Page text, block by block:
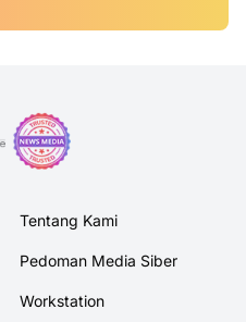
Tentang Kami
Pedoman Media Siber
Workstation